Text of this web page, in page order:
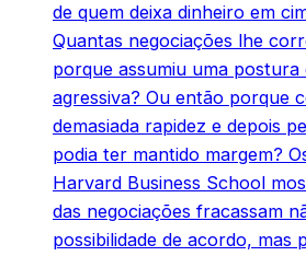
de quem deixa dinheiro em
Quantas negociações lhe
porque assumiu uma postura
agressiva? Ou então porque
demasiada rapidez e depois
podia ter mantido margem?
Harvard Business School
das negociações fracassam
possibilidade de acordo, mas